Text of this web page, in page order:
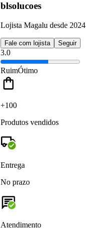
blsolucoes
Lojista Magalu desde 2024
Fale com lojista Seguir
3.0
RuimÓtimo
+100
Produtos vendidos
Entrega
No prazo
Atendimento